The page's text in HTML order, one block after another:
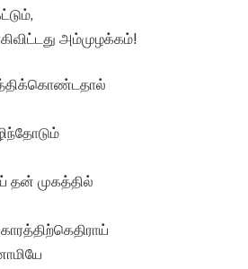
அம்முழக்கம்!
தன் முகத்தில்